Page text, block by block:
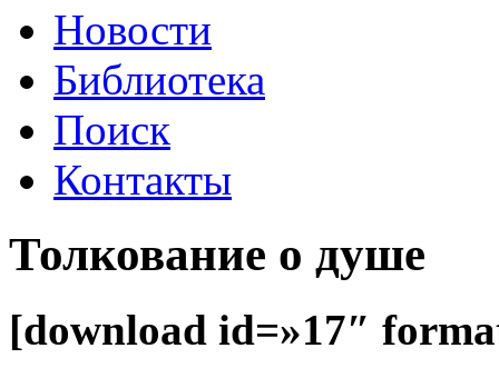
Новости
Библиотека
Поиск
Контакты
Толкование о душе
[download id=»17″